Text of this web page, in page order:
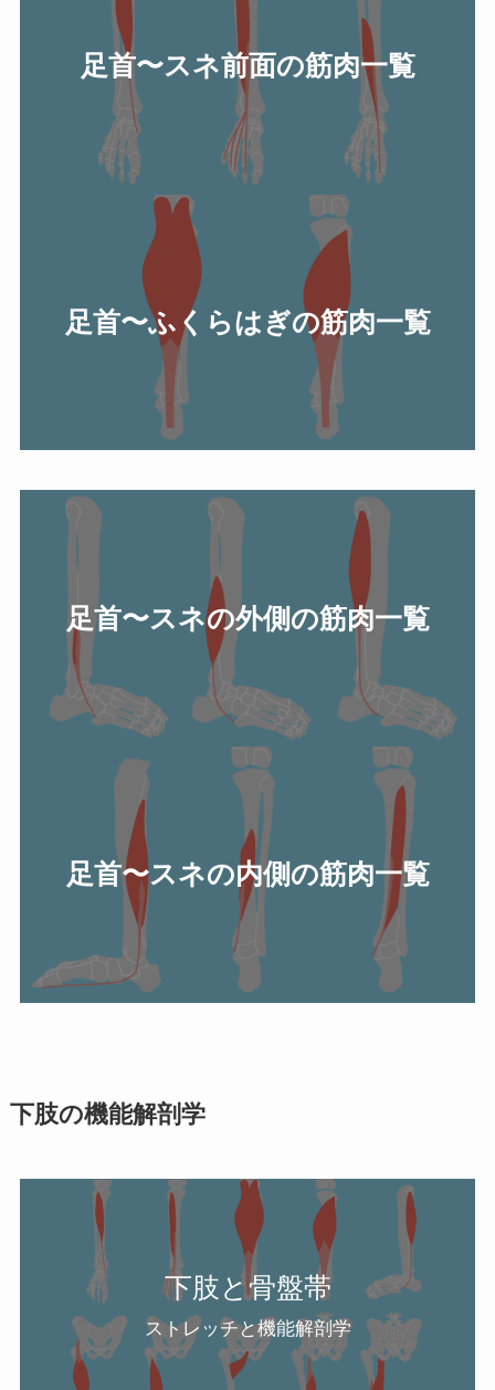
足首〜スネ前面の筋肉一覧
足首〜ふくらはぎの筋肉一覧
足首〜スネの外側の筋肉一覧
足首〜スネの内側の筋肉一覧
下肢の機能解剖学
下肢と骨盤帯
ストレッチと機能解剖学